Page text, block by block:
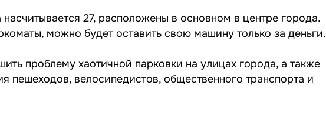
27, расположены в основном в центре города.
можно будет оставить свою машину только за деньги.
проблему хаотичной парковки на улицах города, а также
велосипедистов, общественного транспорта и